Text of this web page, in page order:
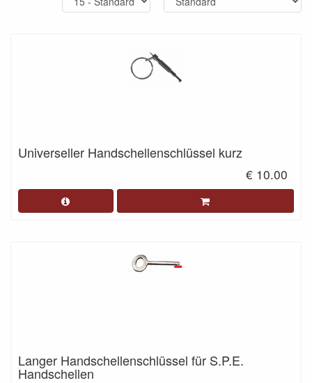
Universeller Handschellenschlüssel kurz
€ 10.00
Langer Handschellenschlüssel für S.P.E.
Handschellen